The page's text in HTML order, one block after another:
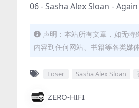
06 - Sasha Alex Sloan - Again
声明：本站所有文章，如无
内容到任何网站、书籍等各类媒
Loser Sasha Alex Sloan
ZERO-HIFI